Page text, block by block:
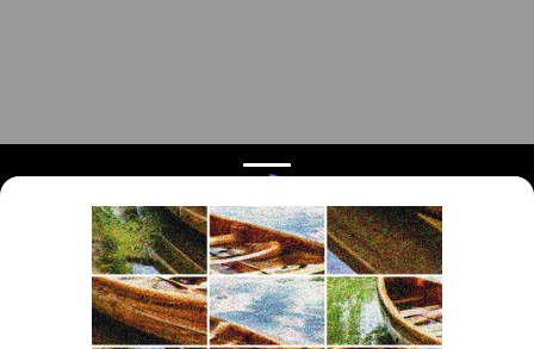
Поиск запчастей
Для автокомпаний
О проекте
Помощь